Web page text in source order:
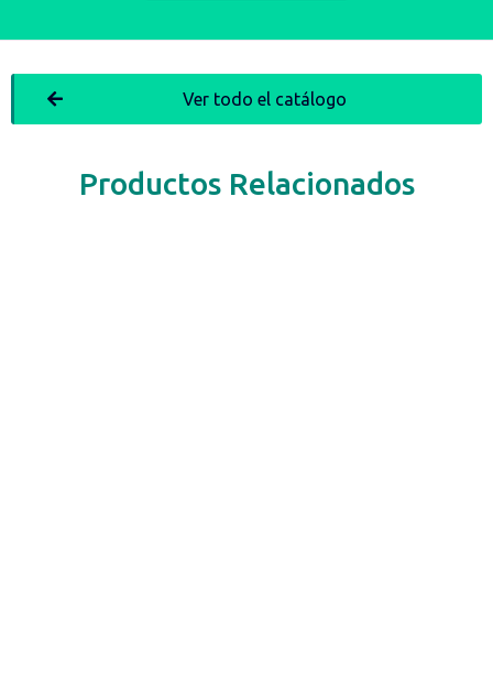
Productos Relacionados
Ver todo el catálogo